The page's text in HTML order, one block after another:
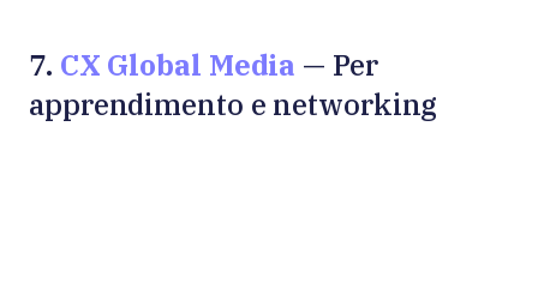
7. CX Global Media — Per
apprendimento e networking